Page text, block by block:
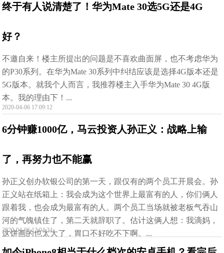
终于有人说清楚了！华为Mate 30选5G还是4G
好？
不邀自来！楼主所提出的问题是不喜欢曲面屏，也不考虑华为
的P30系列。在华为Mate 30系列中纠结应该是选择4G版本还是
5G版本。就我个人而言，我推荐楼主入手华为Mate 30 4G版
本。我的理由下！...
2020-04-06 17:09:12
6分钟赚1000亿，马云投资人孙正义：战略上输
了，再努力也不能赢
孙正义创办软银公司的第一天，跟仅有的两个员工开晨会。孙
正义站在纸箱上：我会成为这个世界上最富有的人，你们俩人
跟着我，也会成为最富有的人。两个员工当场就被老板气吞山
河的气魄镇住了，第二天就辞职了。估计这俩人想：我滴妈，
这饼画的也太大了，胃口不好吃不下啊。...
2020-04-06 12:04:34